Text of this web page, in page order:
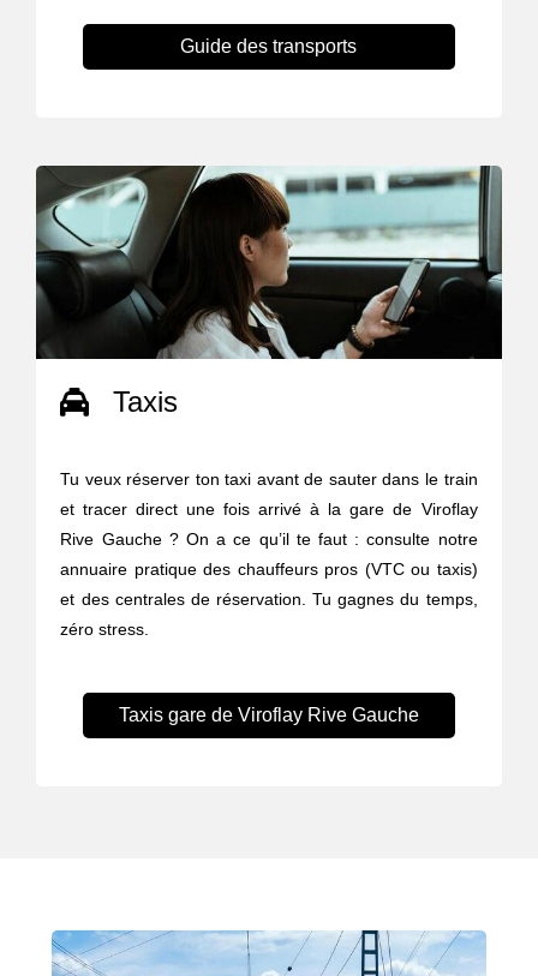
Guide des transports
Taxis
Tu veux réserver ton taxi avant de sauter dans le train
et tracer direct une fois arrivé à la gare de Viroflay
Rive Gauche ? On a ce qu’il te faut : consulte notre
annuaire pratique des chauffeurs pros (VTC ou taxis)
et des centrales de réservation. Tu gagnes du temps,
zéro stress.
Taxis gare de Viroflay Rive Gauche